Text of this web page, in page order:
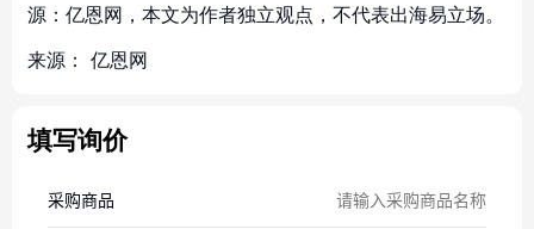
源：亿恩网，本文为作者独立观点，不代表出海易立场。
来源： 亿恩网
填写询价